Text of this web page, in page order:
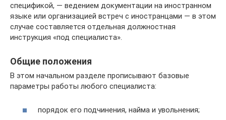
спецификой, — ведением документации на иностранном
языке или организацией встреч с иностранцами — в этом
случае составляется отдельная должностная
инструкция «под специалиста».
Общие положения
В этом начальном разделе прописывают базовые
параметры работы любого специалиста:
порядок его подчинения, найма и увольнения;